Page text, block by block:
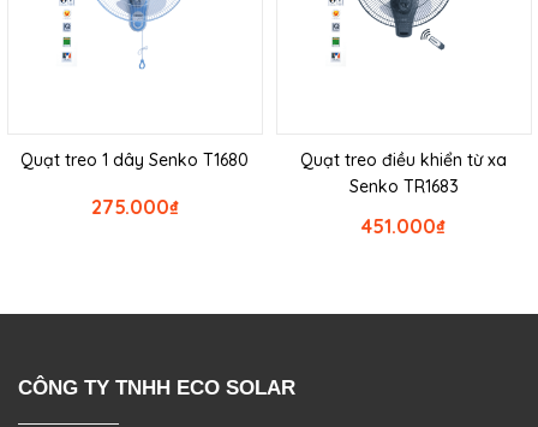
Quạt treo 1 dây Senko T1680
₫
275.000
Quạt treo điều khiển từ xa
Senko TR1683
₫
451.000
CÔNG TY TNHH ECO SOLAR